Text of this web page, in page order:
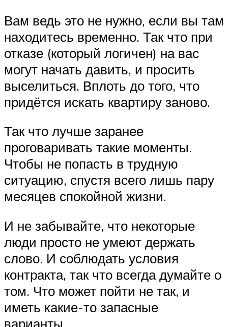
Вам ведь это не нужно, если вы там
находитесь временно. Так что при
отказе (который логичен) на вас
могут начать давить, и просить
выселиться. Вплоть до того, что
придётся искать квартиру заново.
Так что лучше заранее
проговаривать такие моменты.
Чтобы не попасть в трудную
ситуацию, спустя всего лишь пару
месяцев спокойной жизни.
И не забывайте, что некоторые
люди просто не умеют держать
слово. И соблюдать условия
контракта, так что всегда думайте о
том. Что может пойти не так, и
иметь какие-то запасные
варианты.